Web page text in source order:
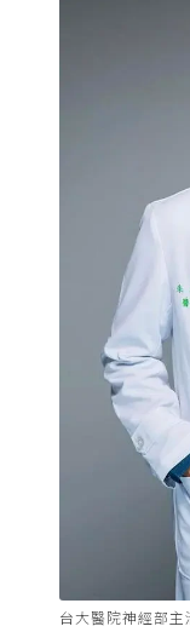
台大醫院神經部